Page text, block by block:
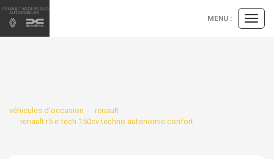
Panneau de gestion des cookies
Ouvrir
le
MENU :
véhicules d'occasion
renault
renault r5 e-tech 150cv techno autonomie confort